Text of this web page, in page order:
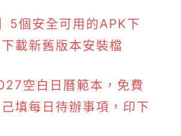
5個安全可用的APK下
載新舊版本安裝檔
空白日曆範本，免費
填每日待辦事項，印下